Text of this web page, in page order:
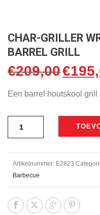
CHAR-GRILLER
BARREL GRILL
€209,00
was:
€
Een barrel houtskool
Artikelnummer: E2823
Barbecue